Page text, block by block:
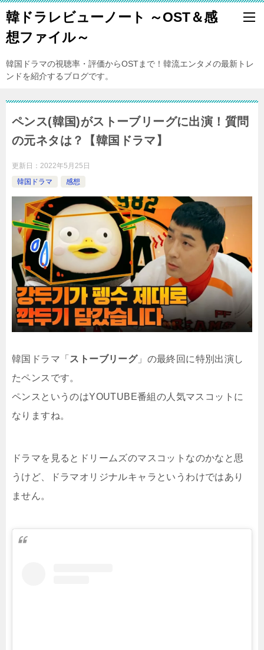
韓ドラレビューノート ～OST＆感
想ファイル～
韓国ドラマの視聴率・評価からOSTまで！韓流エンタメの最新トレ
ンドを紹介するブログです。
ペンス(韓国)がストーブリーグに出演！質問
の元ネタは？【韓国ドラマ】
更新日： 2022年5月25日
韓国ドラマ
感想
韓国ドラマ「 ストーブリーグ」の最終回に特別出演し
たペンスです。
ペンスというのはYOUTUBE番組の人気マスコットに
なりますね。
ドラマを見るとドリームズのマスコットなのかなと思
うけど、ドラマオリジナルキャラというわけではあり
ません。